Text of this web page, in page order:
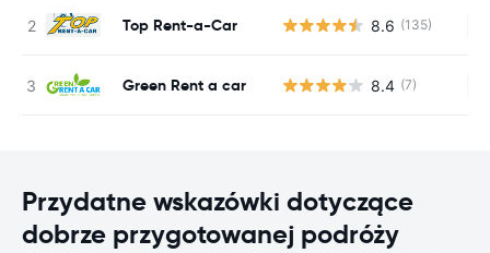
Top Rent-a-Car 8.6 (135)
Green Rent a car 8.4 (7)
Przydatne wskazówki dotyczące
dobrze przygotowanej podróży